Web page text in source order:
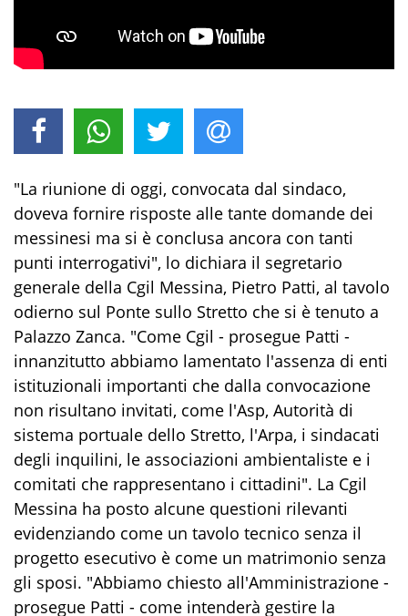
"La riunione di oggi, convocata dal sindaco,
doveva fornire risposte alle tante domande dei
messinesi ma si è conclusa ancora con tanti
punti interrogativi", lo dichiara il segretario
generale della Cgil Messina, Pietro Patti, al tavolo
odierno sul Ponte sullo Stretto che si è tenuto a
Palazzo Zanca. "Come Cgil - prosegue Patti -
innanzitutto abbiamo lamentato l'assenza di enti
istituzionali importanti che dalla convocazione
non risultano invitati, come l'Asp, Autorità di
sistema portuale dello Stretto, l'Arpa, i sindacati
degli inquilini, le associazioni ambientaliste e i
comitati che rappresentano i cittadini". La Cgil
Messina ha posto alcune questioni rilevanti
evidenziando come un tavolo tecnico senza il
progetto esecutivo è come un matrimonio senza
gli sposi. "Abbiamo chiesto all'Amministrazione -
prosegue Patti - come intenderà gestire la